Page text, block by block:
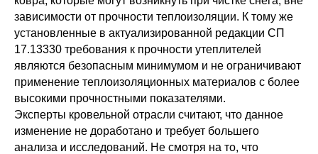
зависимости от прочности теплоизоляции. К тому же
установленные в актуализированной редакции СП
17.13330 требования к прочности утеплителей
являются безопасным минимумом и не ограничивают
применение теплоизоляционных материалов с более
высокими прочностными показателями.
Эксперты кровельной отрасли считают, что данное
изменение не доработано и требует большего
анализа и исследований. Не смотря на то, что